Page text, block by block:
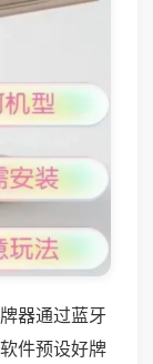
器通过蓝牙
件预设好牌